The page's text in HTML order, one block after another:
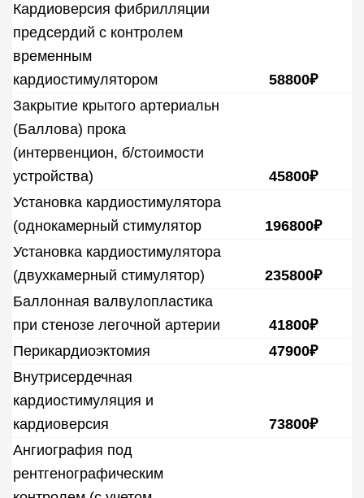
Кардиоверсия фибрилляции
предсердий с контролем
временным
кардиостимулятором
58800₽
Закрытие крытого артериальн
(Баллова) прока
(интервенцион, б/стоимости
устройства)
45800₽
Установка кардиостимулятора
(однокамерный стимулятор
196800₽
Установка кардиостимулятора
(двухкамерный стимулятор)
235800₽
Баллонная валвулопластика
при стенозе легочной артерии
41800₽
Перикардиоэктомия
47900₽
Внутрисердечная
кардиостимуляция и
кардиоверсия
73800₽
Ангиография под
рентгенографическим